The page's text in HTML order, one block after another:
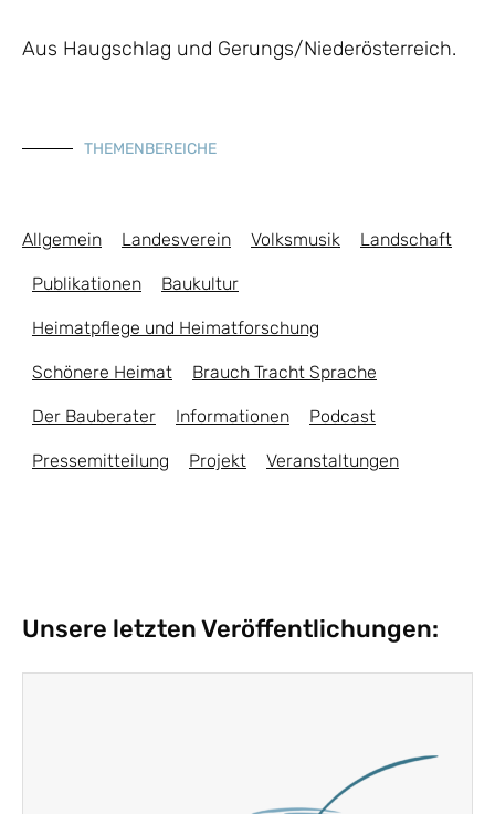
Aus Haugschlag und Gerungs/Niederösterreich.
THEMENBEREICHE
Allgemein Landesverein Volksmusik Landschaft
Publikationen Baukultur
Heimatpflege und Heimatforschung
Schönere Heimat Brauch Tracht Sprache
Der Bauberater Informationen Podcast
Pressemitteilung Projekt Veranstaltungen
Unsere letzten Veröffentlichungen: